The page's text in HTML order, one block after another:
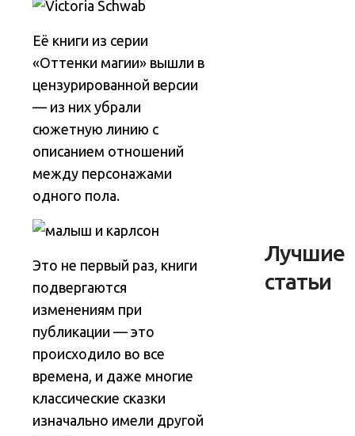
Её книги из серии
«Оттенки магии» вышли в
цензурированной версии
— из них убрали
сюжетную линию с
описанием отношений
между персонажами
одного пола.
Это не первый раз, книги
подвергаются
изменениям при
публикации — это
происходило во все
времена, и даже многие
классические сказки
изначально имели другой
Лучшие
статьи